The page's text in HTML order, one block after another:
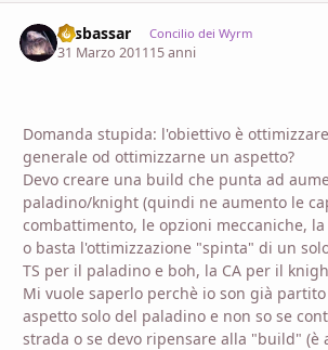
Sesbassar Concilio dei Wyrm
31 Marzo 201115 anni
Domanda stupida: l'obiettivo è
generale od ottimizzarne un aspetto?
Devo creare una build che punta ad
paladino/knight (quindi ne aumento le
combattimento, le opzioni meccaniche,
o basta l'ottimizzazione "spinta" di un
TS per il paladino e boh, la CA per il
Mi vuole saperlo perchè io son già
aspetto solo del paladino e non so se
strada o se devo ripensare alla "build" (è